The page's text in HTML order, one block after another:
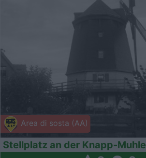
Area di sosta (AA)
Stellplatz an der Knapp-Muhle